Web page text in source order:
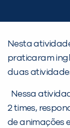
Nesta
praticaram
duas
Nessa
2 times,
de animações